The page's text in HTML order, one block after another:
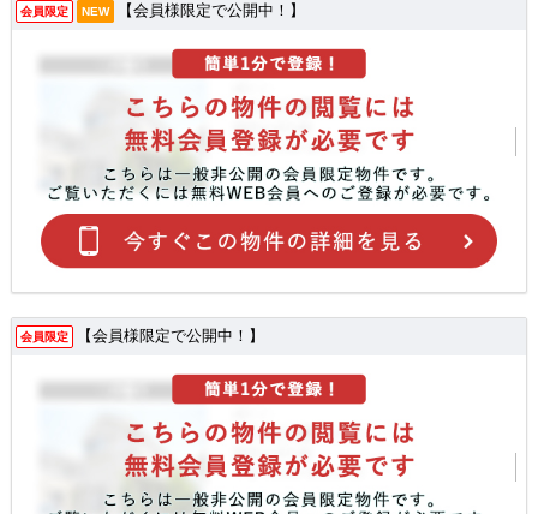
会員限定 NEW 【会員様限定で公開中！】
会員限定 【会員様限定で公開中！】